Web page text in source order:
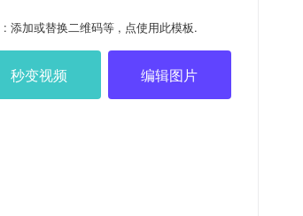
: 添加或替换二维码等 , 点使用此模板.
秒变视频 编辑图片